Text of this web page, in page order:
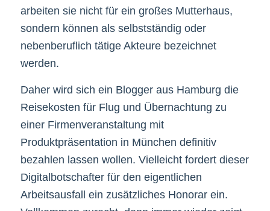
arbeiten sie nicht für ein großes Mutterhaus,
sondern können als selbstständig oder
nebenberuflich tätige Akteure bezeichnet
werden.
Daher wird sich ein Blogger aus Hamburg die
Reisekosten für Flug und Übernachtung zu
einer Firmenveranstaltung mit
Produktpräsentation in München definitiv
bezahlen lassen wollen. Vielleicht fordert dieser
Digitalbotschafter für den eigentlichen
Arbeitsausfall ein zusätzliches Honorar ein.